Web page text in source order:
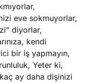
eve sokmuyorlar,
diyorlar,
kendi
bir iş yapmayın,
Yeter ki,
ay daha dişinizi